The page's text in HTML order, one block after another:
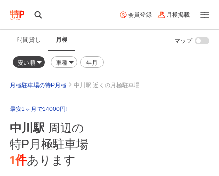
会員登録 月極掲載
時間貸し 月極
安い順 車種 年月
マップ
月極駐車場の特P月極 中川駅 近くの月極駐車場
最安1ヶ月で14000円!
中川駅 周辺の
特P月極駐車場
1件あります